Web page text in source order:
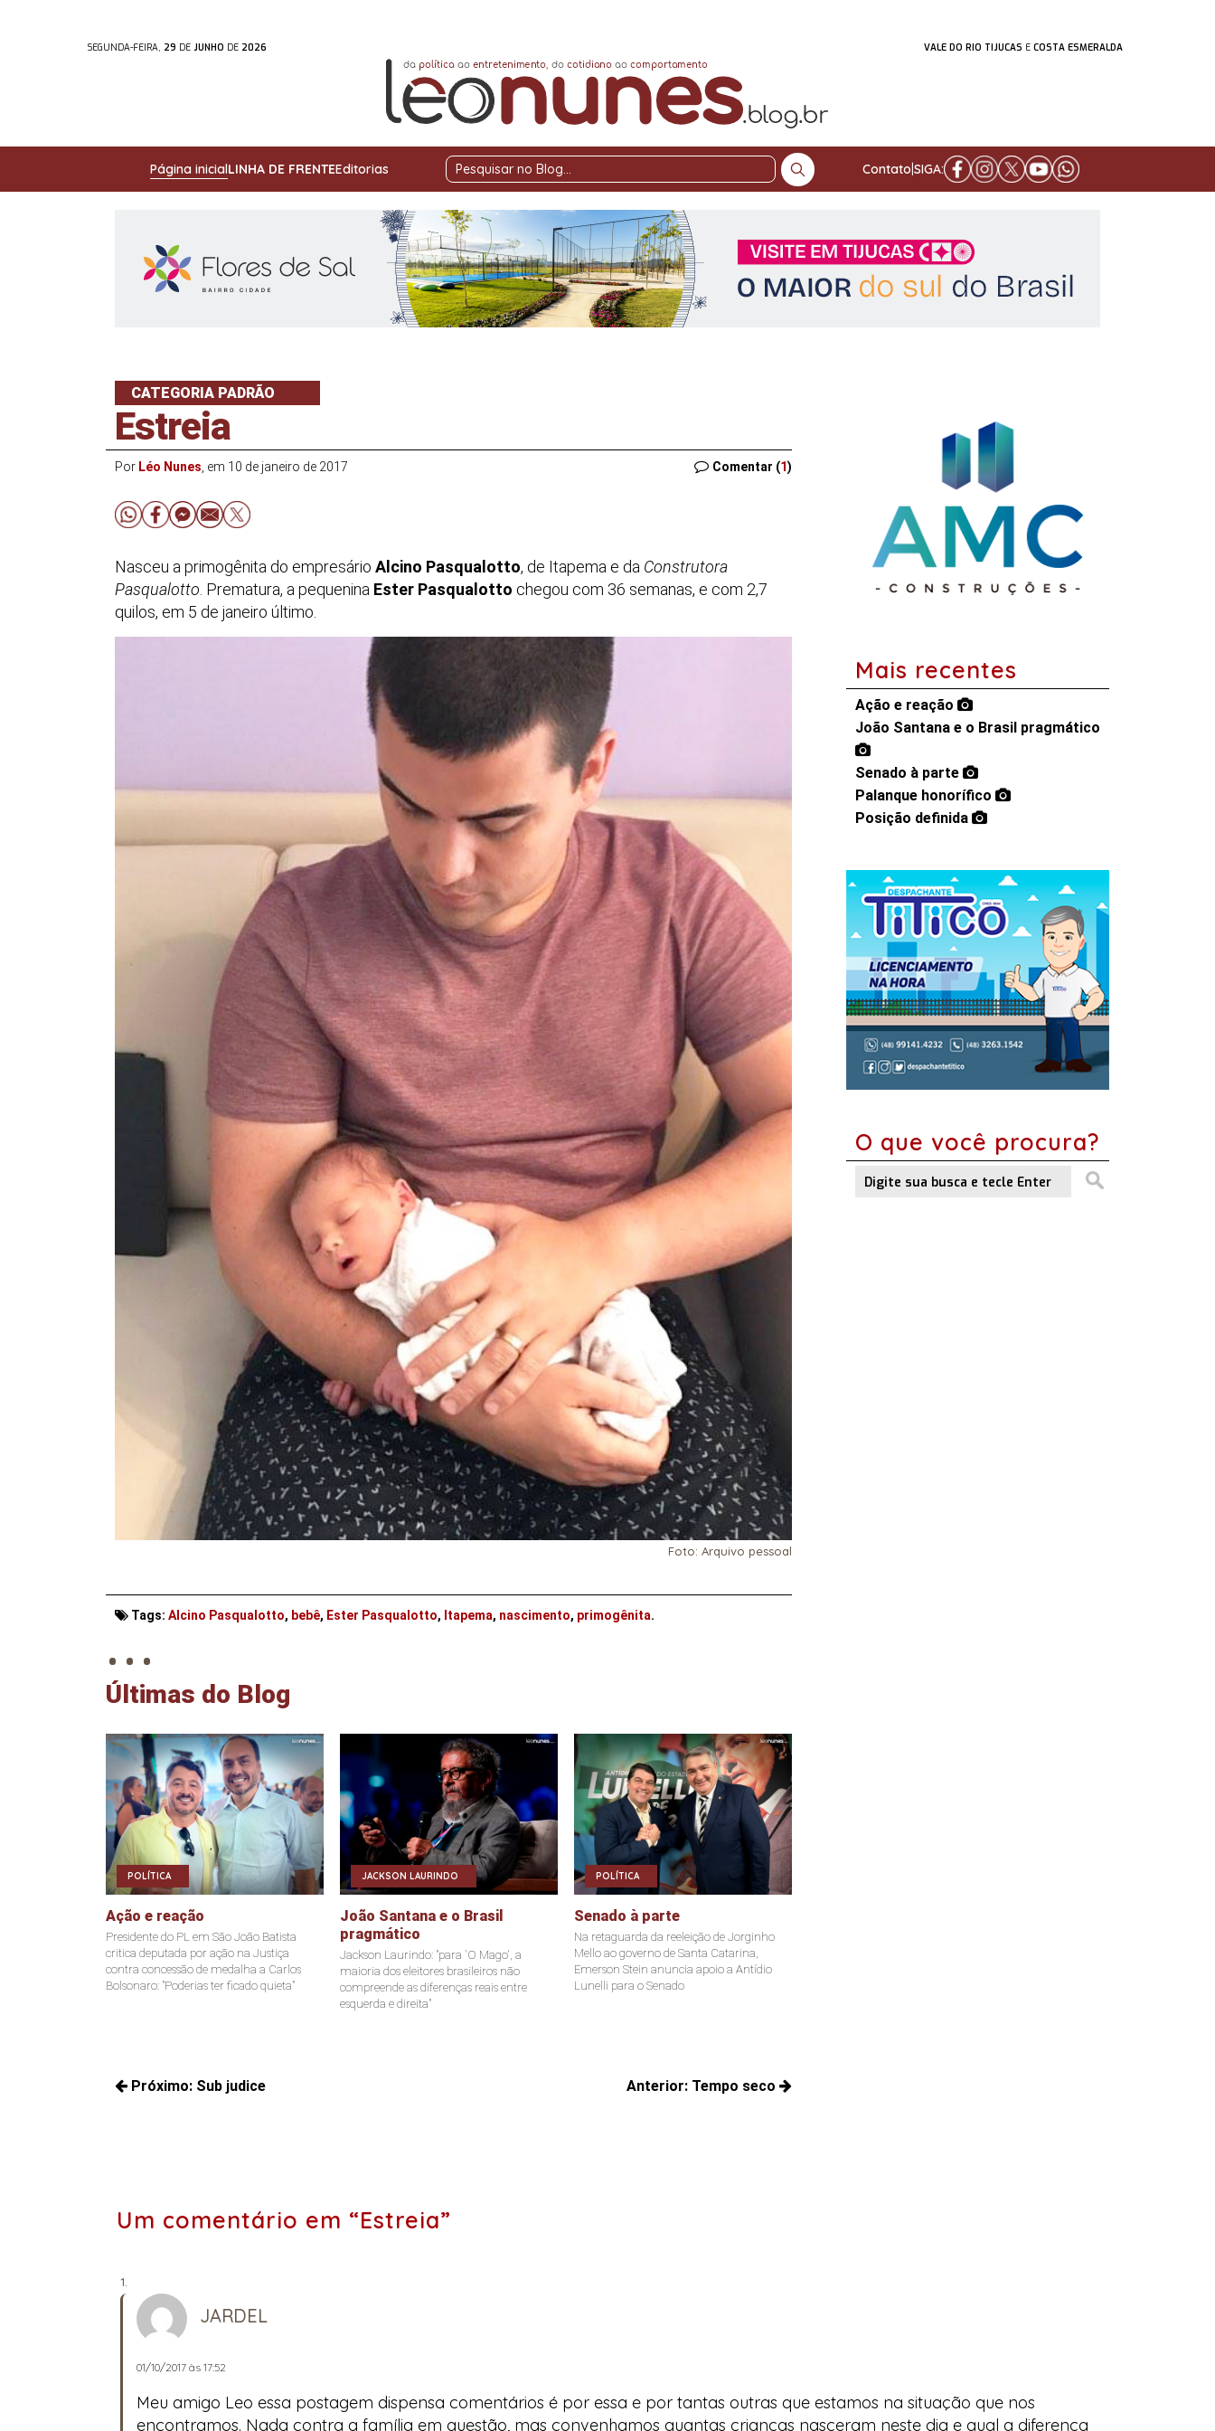
SEGUNDA-FEIRA, 29 DE JUNHO DE 2026 VALE DO RIO TIJUCAS E COSTA ESMERALDA
Página inicialLINHA DE FRENTEEditorias
Pesquisar
Blog
Contato SIGA:
CATEGORIA PADRÃO
Estreia
Por Léo Nunes , em 10 de janeiro de 2017 Comentar (1)
Nasceu a primogênita do empresário Alcino Pasqualotto, de Itapema e da Construtora
Pasqualotto . Prematura, a pequenina Ester Pasqualotto chegou com 36 semanas, e com 2,7
quilos, em 5 de janeiro último.
Foto: Arquivo pessoal
Tags: Alcino Pasqualotto, bebê, Ester Pasqualotto, Itapema, nascimento, primogênita.
. . .
Últimas do Blog
POLÍTICA
Ação e reação
Presidente do PL em São João Batista
critica deputada por ação na Justiça
contra concessão de medalha a Carlos
Bolsonaro: "Poderias ter ficado quieta"
JACKSON LAURINDO
João Santana e o Brasil
pragmático
Jackson Laurindo: "para 'O Mago', a
maioria dos eleitores brasileiros não
compreende as diferenças reais entre
esquerda e direita"
POLÍTICA
Senado à parte
Na retaguarda da reeleição de Jorginho
Mello ao governo de Santa Catarina,
Emerson Stein anuncia apoio a Antídio
Lunelli para o Senado
Navegação
Anterior: Tempo seco
Próximo: Sub judice
Mais recentes
Ação e reação
João Santana e o Brasil pragmático
Senado à parte
Palanque honorífico
Posição definida
O que você procura?
Um comentário em “Estreia”
JARDEL
01/10/2017 às 17:52
Meu amigo Leo essa postagem dispensa comentários é por essa e por tantas outras que estamos na situação que nos
encontramos. Nada contra a família em questão, mas convenhamos quantas crianças nasceram neste dia e qual a diferença